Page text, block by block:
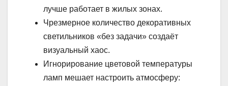
лучше работает в жилых зонах.
Чрезмерное количество декоративных
светильников «без задачи» создаёт
визуальный хаос.
Игнорирование цветовой температуры
ламп мешает настроить атмосферу: